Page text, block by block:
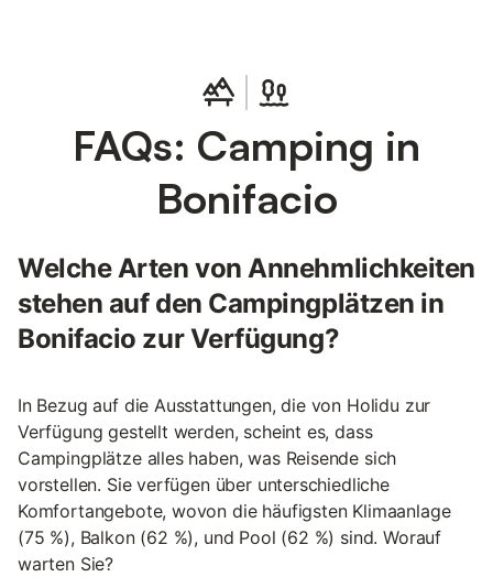
FAQs: Camping in
Bonifacio
Welche Arten von Annehmlichkeiten
stehen auf den Campingplätzen in
Bonifacio zur Verfügung?
In Bezug auf die Ausstattungen, die von Holidu zur
Verfügung gestellt werden, scheint es, dass
Campingplätze alles haben, was Reisende sich
vorstellen. Sie verfügen über unterschiedliche
Komfortangebote, wovon die häufigsten Klimaanlage
(75 %), Balkon (62 %), und Pool (62 %) sind. Worauf
warten Sie?